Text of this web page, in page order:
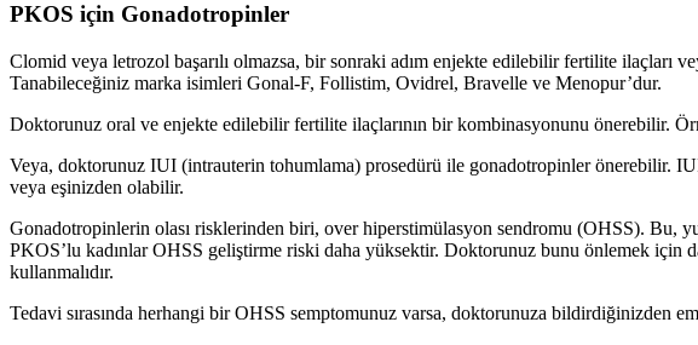
PKOS için Gonadotropinler
Clomid veya letrozol başarılı olmazsa, bir sonraki adım enjekte edilebilir fertilite
Tanabileceğiniz marka isimleri Gonal-F, Follistim, Ovidrel, Bravelle ve Menopur’dur.
Doktorunuz oral ve enjekte edilebilir fertilite ilaçlarının bir kombinasyonunu önerebilir.
Veya, doktorunuz IUI (intrauterin tohumlama) prosedürü ile gonadotropinler önerebilir.
veya eşinizden olabilir.
Gonadotropinlerin olası risklerinden biri, over hiperstimülasyon sendromu (OHSS). Bu,
PKOS’lu kadınlar OHSS geliştirme riski daha yüksektir. Doktorunuz bunu önlemek
kullanmalıdır.
Tedavi sırasında herhangi bir OHSS semptomunuz varsa, doktorunuza bildirdiğinizden